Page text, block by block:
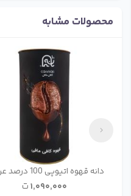
محصولات مشابه
دانه قهوه اتیوپی 100 درصد عربیکا
۱٬۰۹۰٬۰۰۰ت